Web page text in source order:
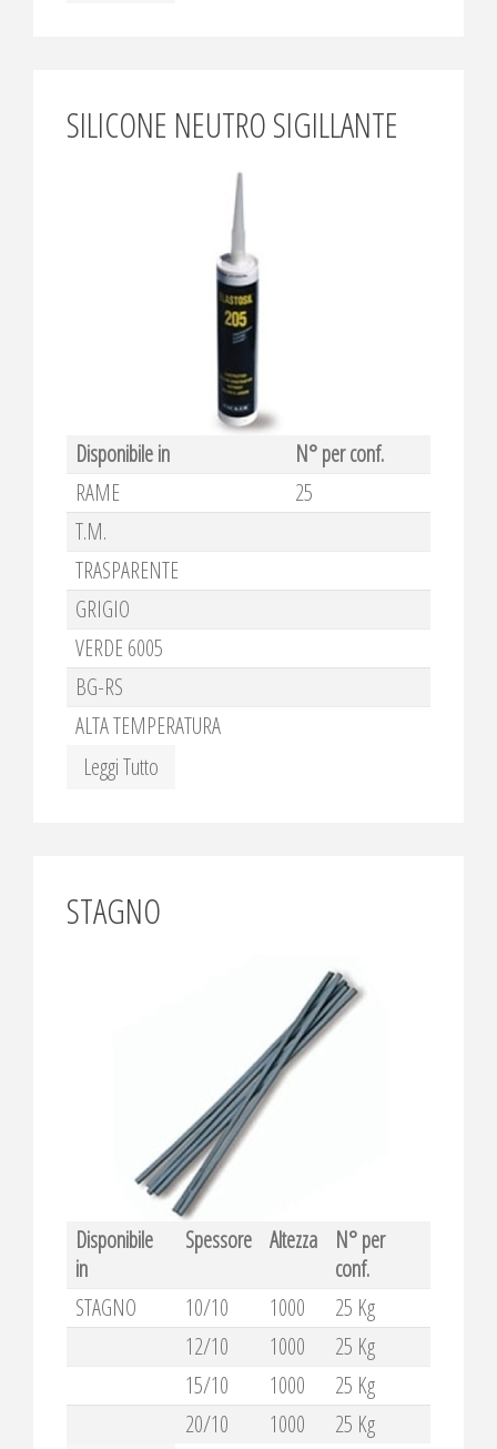
SILICONE NEUTRO SIGILLANTE
Disponibile in
N° per conf.
RAME
25
T.M.
TRASPARENTE
GRIGIO
VERDE 6005
BG-RS
ALTA TEMPERATURA
Leggi Tutto
STAGNO
Disponibile
in
Spessore Altezza
N° per
conf.
STAGNO
10/10 1000
25 Kg
12/10
1000
25 Kg
15/10
1000
25 Kg
20/10
1000
25 Kg